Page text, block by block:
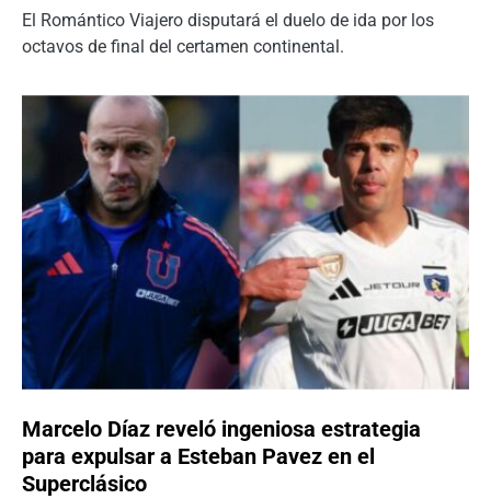
El Romántico Viajero disputará el duelo de ida por los
octavos de final del certamen continental.
Marcelo Díaz reveló ingeniosa estrategia
para expulsar a Esteban Pavez en el
Superclásico